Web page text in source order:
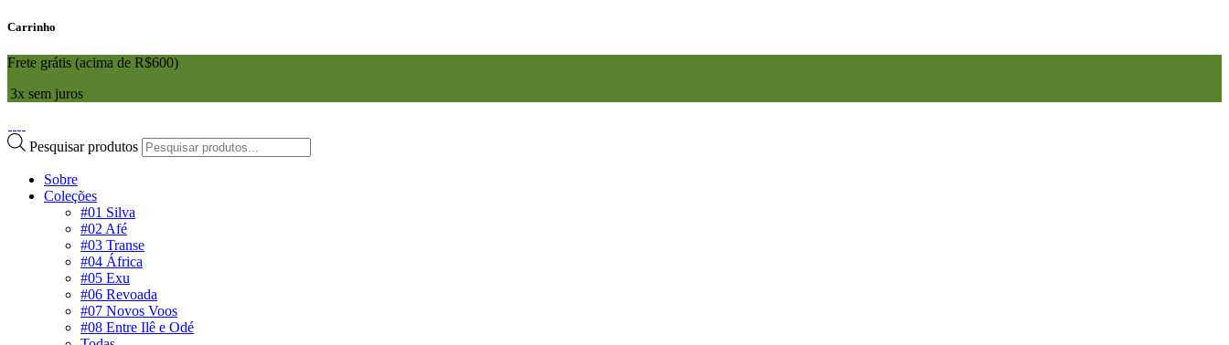
Carrinho
Frete grátis (acima de R$600)
3x sem juros
Pesquisar produtos
Sobre
Coleções
#01 Silva
#02 Afé
#03 Transe
#04 África
#05 Exu
#06 Revoada
#07 Novos Voos
#08 Entre Ilê e Odé